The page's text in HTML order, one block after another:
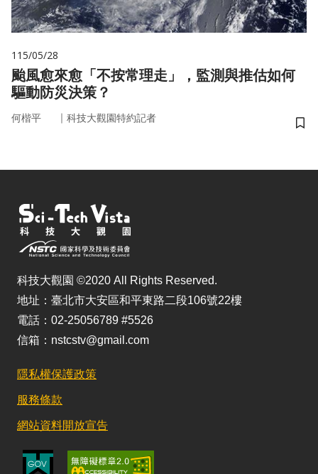
115/05/28
颱風愈來愈「不按常理走」，監測與推估如何
驅動防災決策？
何楷平 ｜ 科技大觀園特約記者
儲
科技大觀園 ©2020 All Rights Reserved.
地址：臺北市大安區和平東路二段106號22樓
電話：02-25056789 #5526
信箱：nstcstv@gmail.com
隱私權保護政策
服務條款
網站資料開放宣告